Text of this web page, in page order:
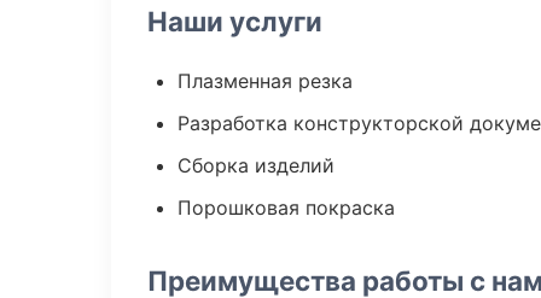
Наши услуги
Плазменная резка
Разработка конструкторской
Сборка изделий
Порошковая покраска
Преимущества работы с